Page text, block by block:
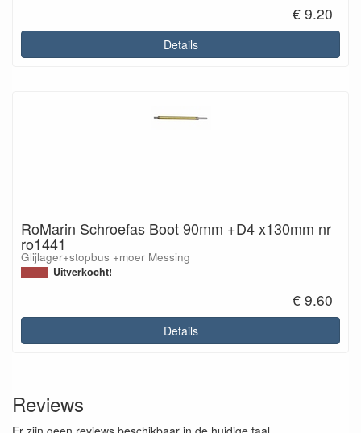
€ 9.20
Details
RoMarin Schroefas Boot 90mm +D4 x130mm nr
ro1441
Glijlager+stopbus +moer Messing
Uitverkocht!
€ 9.60
Details
Reviews